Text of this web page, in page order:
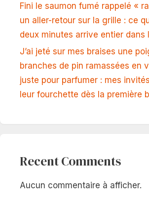
Fini le saumon fumé rappelé «
un aller-retour sur la grille : ce
deux minutes arrive entier dans
J’ai jeté sur mes braises une
branches de pin ramassées en
juste pour parfumer : mes
leur fourchette dès la première
Recent Comments
Aucun commentaire à afficher.